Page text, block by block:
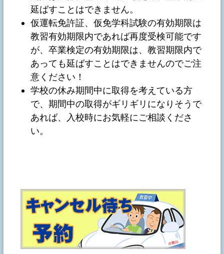
延ばすことはできません。
仮運転免許証、仮免学科試験の有効期限は
教習有効期限内であれば再度受検可能です
が、卒業検定の有効期限は、教習期限内で
あっても延ばすことはできませんのでご注
意ください！
学校の休み期間中に取得を考えている方
で、期間中の取得がギリギリになりそうで
あれば、入校時にお気軽にご相談くださ
い。